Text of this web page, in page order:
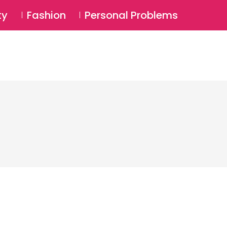
Login ⚲
Fashion Personal Problems